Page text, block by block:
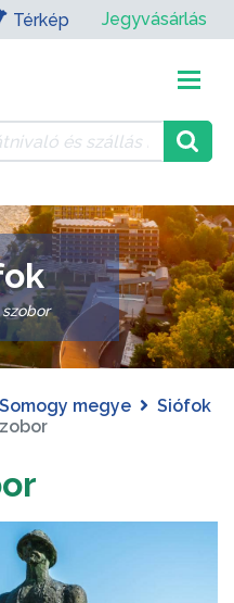
Térkép Jegyvásárlás
Somogy megye
Siófok